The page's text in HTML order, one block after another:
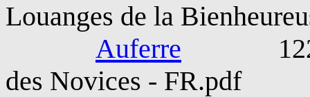
Louanges de la
Auferre 1221-
des Novices - FR.pdf